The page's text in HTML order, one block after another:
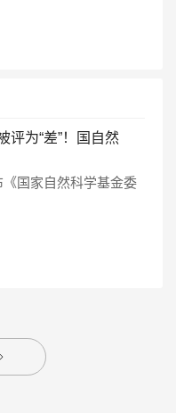
试行）》（国科金发
评为“差”！国自然
国家自然科学基金委